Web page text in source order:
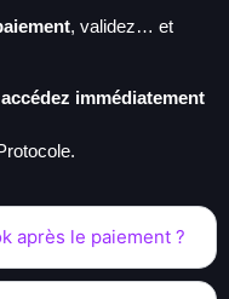
, validez… et
immédiatement
après le paiement ?